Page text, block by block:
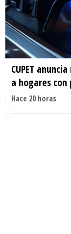
CUPET
a hogares
Hace 20 horas